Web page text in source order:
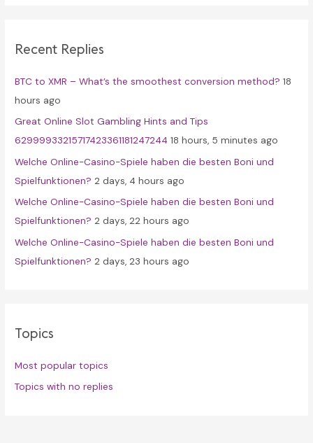
h
o
r
:
Recent Replies
BTC to XMR – What’s the smoothest conversion method? 18
hours ago
Great Online Slot Gambling Hints and Tips
62999933215717423361181247244 18 hours, 5 minutes ago
Welche Online-Casino-Spiele haben die besten Boni und
Spielfunktionen? 2 days, 4 hours ago
Welche Online-Casino-Spiele haben die besten Boni und
Spielfunktionen? 2 days, 22 hours ago
Welche Online-Casino-Spiele haben die besten Boni und
Spielfunktionen? 2 days, 23 hours ago
Topics
Most popular topics
Topics with no replies